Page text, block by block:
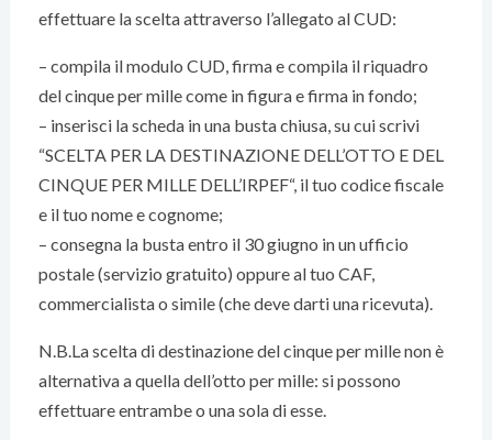
effettuare la scelta attraverso l’allegato al CUD:
– compila il modulo CUD, firma e compila il riquadro
del cinque per mille come in figura e firma in fondo;
– inserisci la scheda in una busta chiusa, su cui scrivi
“SCELTA PER LA DESTINAZIONE DELL’OTTO E DEL
CINQUE PER MILLE DELL’IRPEF“, il tuo codice fiscale
e il tuo nome e cognome;
– consegna la busta entro il 30 giugno in un ufficio
postale (servizio gratuito) oppure al tuo CAF,
commercialista o simile (che deve darti una ricevuta).
N.B.La scelta di destinazione del cinque per mille non è
alternativa a quella dell’otto per mille: si possono
effettuare entrambe o una sola di esse.